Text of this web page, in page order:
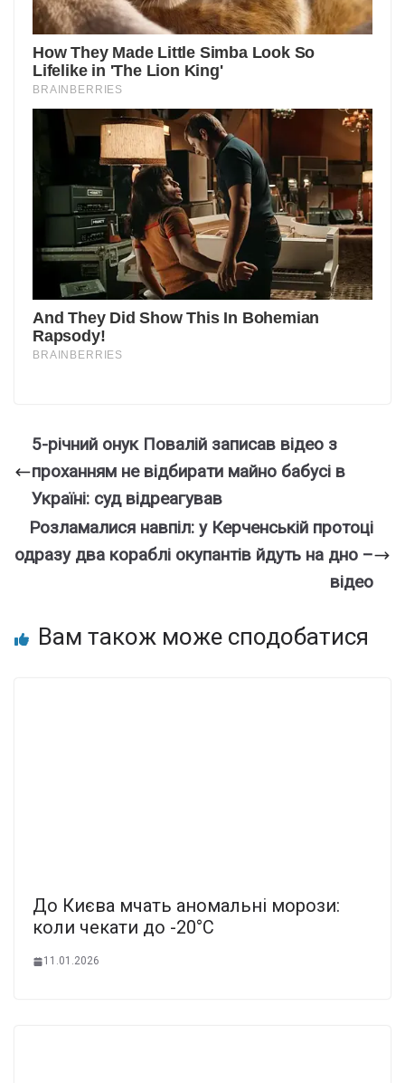
5-річний онук Повалій записав відео з
проханням не відбирати майно бабусі в
Україні: суд відреагував
Розламалися навпіл: у Керченській протоці
одразу два кораблі окупантів йдуть на дно –
відео
Вам також може сподобатися
До Києва мчать аномальні морози:
коли чекати до -20°C
11.01.2026